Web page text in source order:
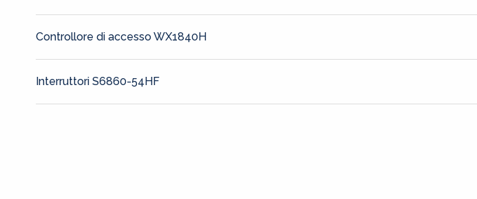
Controllore di accesso WX1840H
Interruttori S6860-54HF